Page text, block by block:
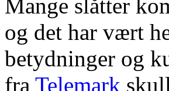
Mange slåtter
og det har vært
betydninger og
fra Telemark